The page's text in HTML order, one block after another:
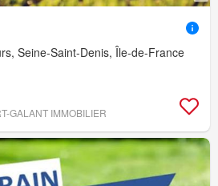
Seine-Saint-Denis, Île-de-France
GALANT IMMOBILIER